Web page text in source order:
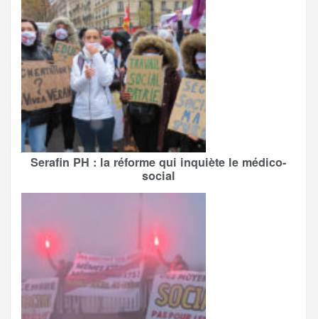
Serafin PH : la réforme qui inquiète le médico-
social